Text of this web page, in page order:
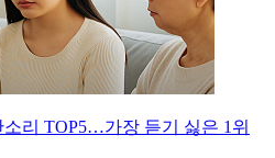
소리 TOP5…가장 듣기 싫은 1위